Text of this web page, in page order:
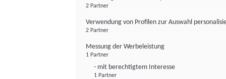
2 Partner
Verwendung von Profilen zur Auswahl
2 Partner
Messung der Werbeleistung
1 Partner
- mit berechtigtem Interesse
1 Partner